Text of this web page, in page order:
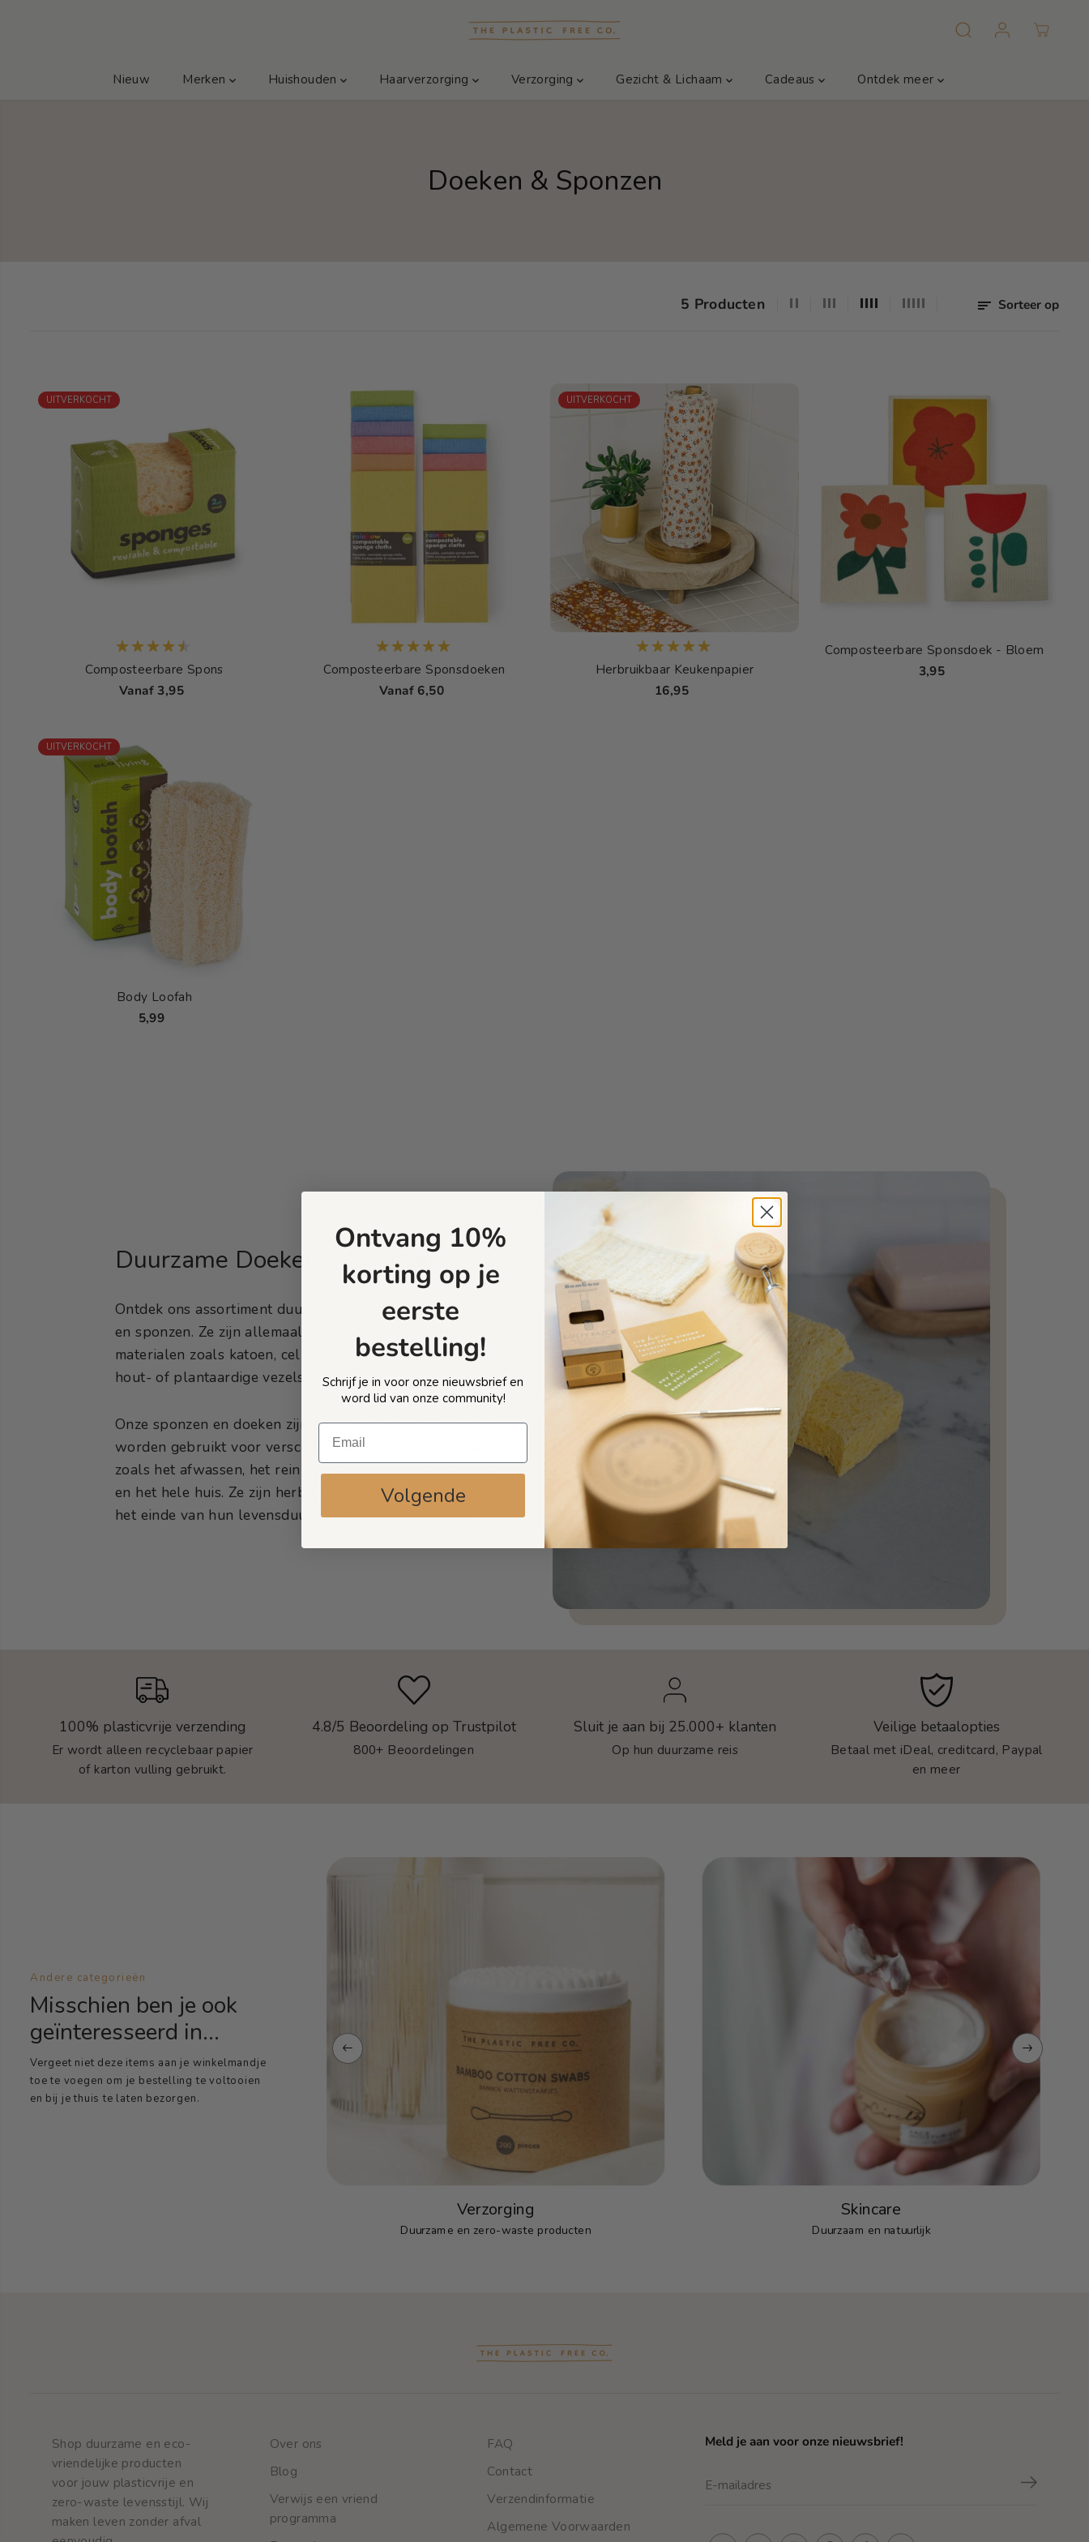
Nieuw Merken Huishouden Haarverzorging Verzorging Gezicht & Lichaam Cadeaus Ontdek meer
Doeken & Sponzen
5 Producten Sorteer op
UITVERKOCHT
Composteerbare Spons
Vanaf 3,95
Composteerbare Sponsdoeken
Vanaf 6,50
UITVERKOCHT
Herbruikbaar Keukenpapier
16,95
Composteerbare Sponsdoek - Bloem
3,95
UITVERKOCHT
Body Loofah
5,99
Duurzame Doeken & Sponzen
Ontdek ons assortiment duurzame en zero-waste doeken
en sponzen. Ze zijn allemaal gemaakt van natuurlijke
materialen zoals katoen, cellulose, loofah-planten en/of
hout- of plantaardige vezels.
Onze sponzen en doeken zijn multifunctioneel. Ze kunnen
worden gebruikt voor verschillende schoonmaakklussen,
zoals het afwassen, het reinigen van keukens, badkamers
en het hele huis. Ze zijn herbruikbaar en wasbaar. En aan
het einde van hun levensduur kun je ze composteren.
100% plasticvrije verzending
Er wordt alleen recyclebaar papier
of karton vulling gebruikt.
4.8/5 Beoordeling op Trustpilot
800+ Beoordelingen
Sluit je aan bij 25.000+ klanten
Op hun duurzame reis
Veilige betaalopties
Betaal met iDeal, creditcard, Paypal
en meer
Andere categorieën
Misschien ben je ook
geïnteresseerd in...
Vergeet niet deze items aan je winkelmandje
toe te voegen om je bestelling te voltooien
en bij je thuis te laten bezorgen.
Verzorging
Duurzame en zero-waste producten
Skincare
Duurzaam en natuurlijk
Shop duurzame en eco-
vriendelijke producten
voor jouw plasticvrije en
zero-waste levensstijl. Wij
maken leven zonder afval
Over ons
Blog
Verwijs een vriend
programma
FAQ
Contact
Verzendinformatie
Algemene Voorwaarden
Meld je aan voor onze nieuwsbrief!
Ontvang 10%
korting op je
eerste
bestelling!
Schrijf je in voor onze nieuwsbrief en
word lid van onze community!
Volgende